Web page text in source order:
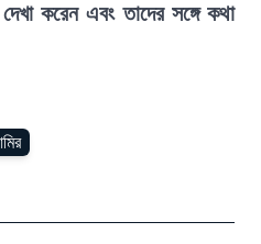
করেন এবং তাদের সঙ্গে কথা